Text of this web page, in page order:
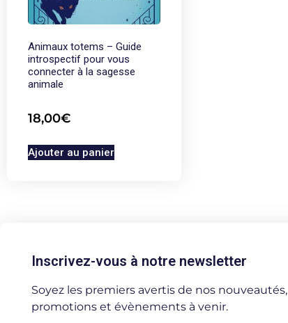
Animaux totems – Guide
introspectif pour vous
connecter à la sagesse
animale
18,00€
Ajouter au panier
Inscrivez-vous à notre newsletter
Soyez les premiers avertis de nos nouveautés,
promotions et évènements à venir.